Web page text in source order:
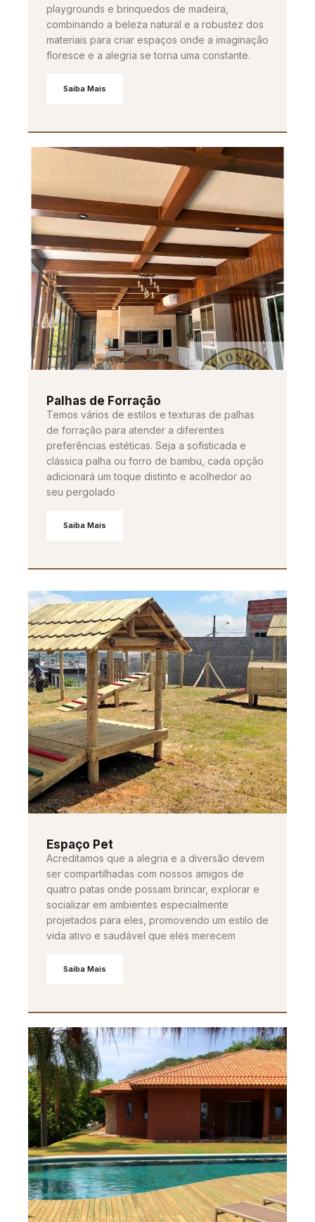
playgrounds e brinquedos de madeira,
combinando a beleza natural e a robustez dos
materiais para criar espaços onde a imaginação
floresce e a alegria se torna uma constante.
Saiba Mais
Palhas de Forração
Temos vários de estilos e texturas de palhas
de forração para atender a diferentes
preferências estéticas. Seja a sofisticada e
clássica palha ou forro de bambu, cada opção
adicionará um toque distinto e acolhedor ao
seu pergolado
Saiba Mais
Espaço Pet
Acreditamos que a alegria e a diversão devem
ser compartilhadas com nossos amigos de
quatro patas onde possam brincar, explorar e
socializar em ambientes especialmente
projetados para eles, promovendo um estilo de
vida ativo e saudável que eles merecem
Saiba Mais